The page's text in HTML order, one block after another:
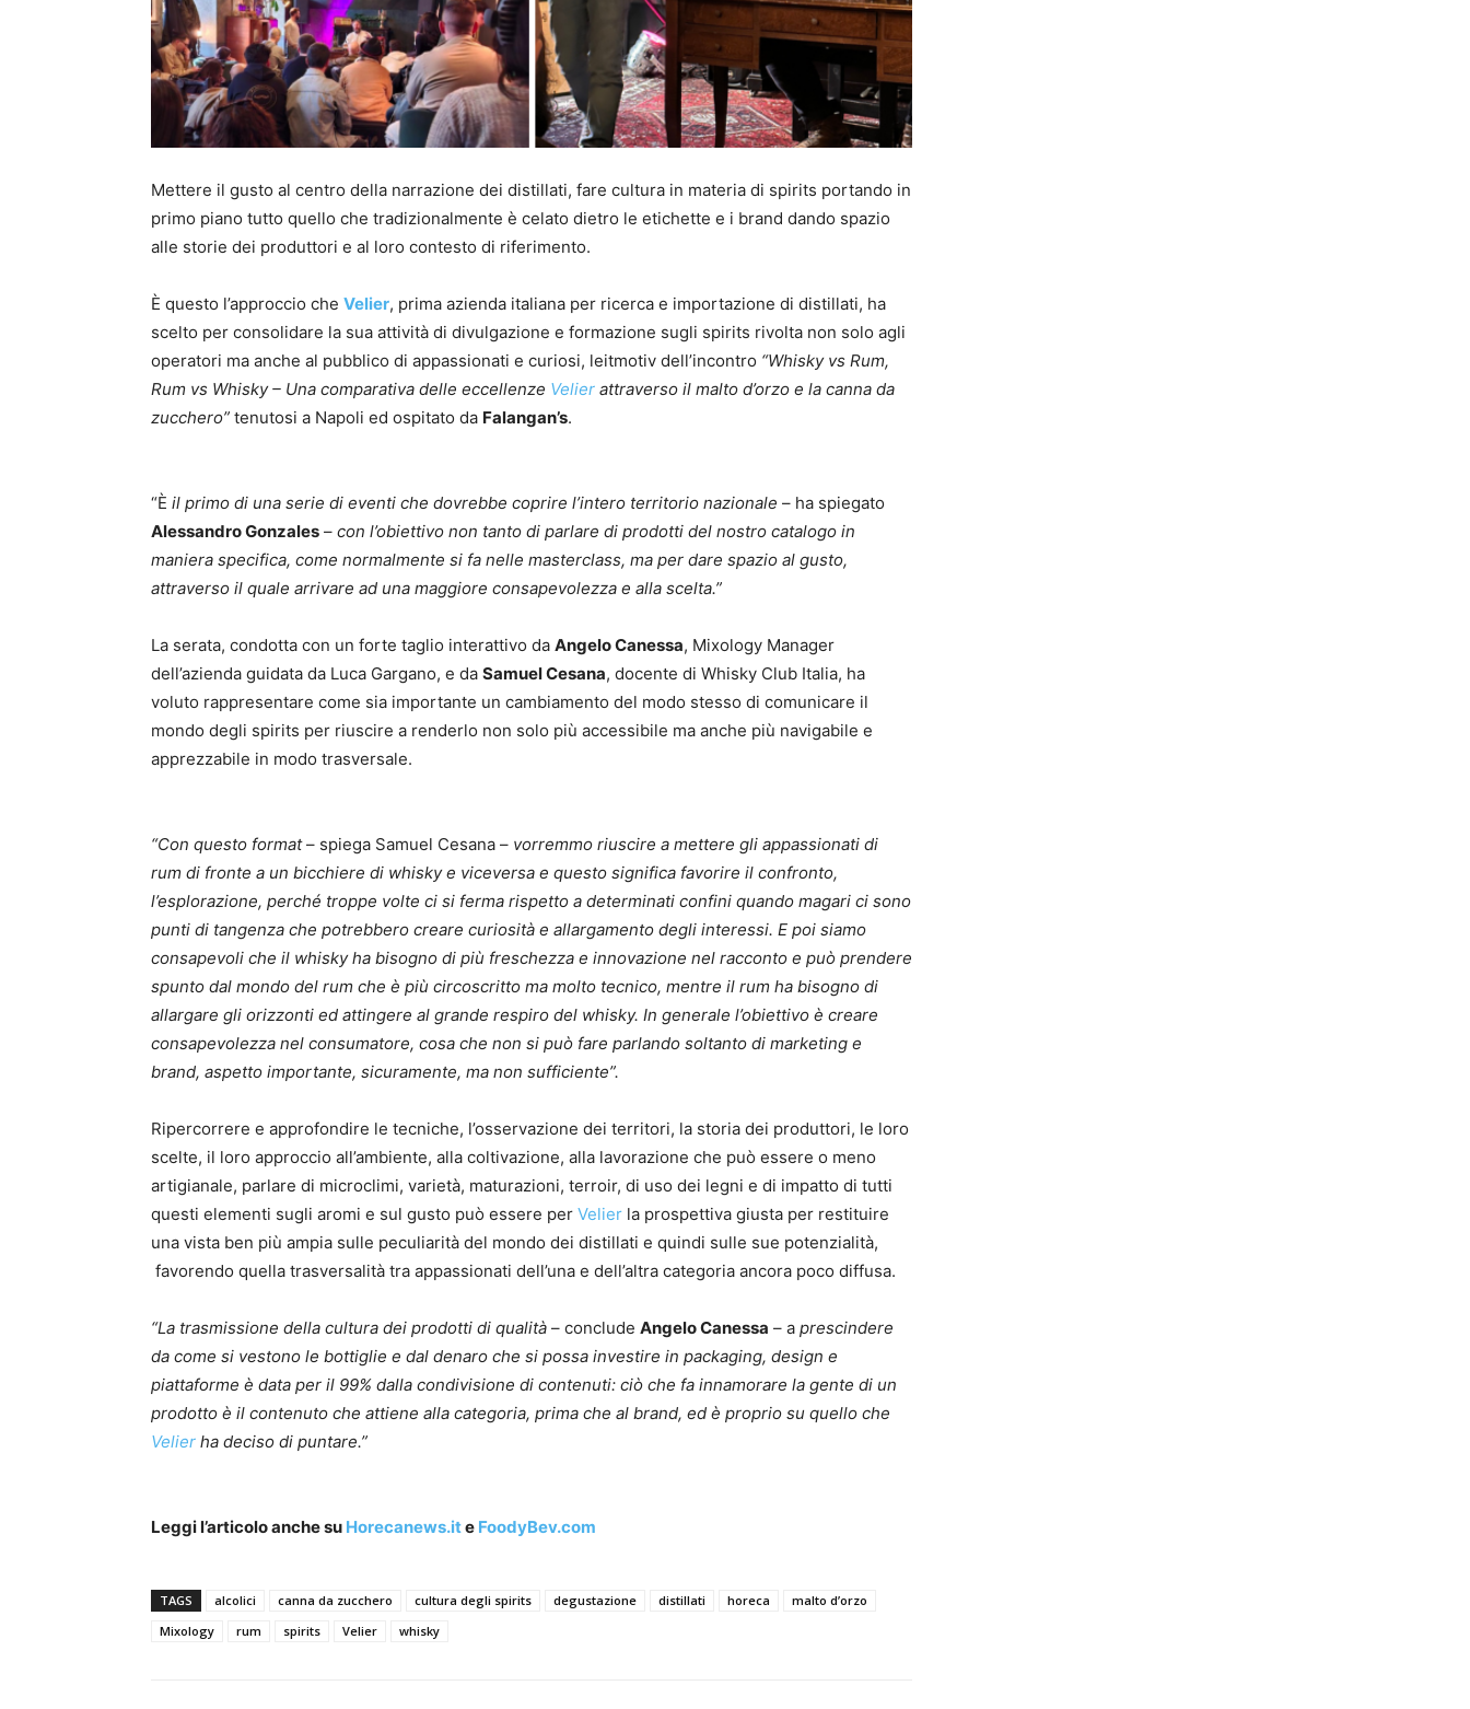
Mettere il gusto al centro della narrazione dei distillati, fare cultura in materia di spirits portando in
primo piano tutto quello che tradizionalmente è celato dietro le etichette e i brand dando spazio
alle storie dei produttori e al loro contesto di riferimento.
È questo l’approccio che Velier, prima azienda italiana per ricerca e importazione di distillati, ha
scelto per consolidare la sua attività di divulgazione e formazione sugli spirits rivolta non solo agli
operatori ma anche al pubblico di appassionati e curiosi, leitmotiv dell’incontro “Whisky vs Rum,
Rum vs Whisky – Una comparativa delle eccellenze Velier attraverso il malto d’orzo e la canna da
zucchero” tenutosi a Napoli ed ospitato da Falangan’s.
“È il primo di una serie di eventi che dovrebbe coprire l’intero territorio nazionale – ha spiegato
Alessandro Gonzales – con l’obiettivo non tanto di parlare di prodotti del nostro catalogo in
maniera specifica, come normalmente si fa nelle masterclass, ma per dare spazio al gusto,
attraverso il quale arrivare ad una maggiore consapevolezza e alla scelta.”
La serata, condotta con un forte taglio interattivo da Angelo Canessa, Mixology Manager
dell’azienda guidata da Luca Gargano, e da Samuel Cesana, docente di Whisky Club Italia, ha
voluto rappresentare come sia importante un cambiamento del modo stesso di comunicare il
mondo degli spirits per riuscire a renderlo non solo più accessibile ma anche più navigabile e
apprezzabile in modo trasversale.
“Con questo format– spiega Samuel Cesana – vorremmo riuscire a mettere gli appassionati di
rum di fronte a un bicchiere di whisky e viceversa e questo significa favorire il confronto,
l’esplorazione, perché troppe volte ci si ferma rispetto a determinati confini quando magari ci sono
punti di tangenza che potrebbero creare curiosità e allargamento degli interessi. E poi siamo
consapevoli che il whisky ha bisogno di più freschezza e innovazione nel racconto e può prendere
spunto dal mondo del rum che è più circoscritto ma molto tecnico, mentre il rum ha bisogno di
allargare gli orizzonti ed attingere al grande respiro del whisky. In generale l’obiettivo è creare
consapevolezza nel consumatore, cosa che non si può fare parlando soltanto di marketing e
brand, aspetto importante, sicuramente, ma non sufficiente”.
Ripercorrere e approfondire le tecniche, l’osservazione dei territori, la storia dei produttori, le loro
scelte, il loro approccio all’ambiente, alla coltivazione, alla lavorazione che può essere o meno
artigianale, parlare di microclimi, varietà, maturazioni, terroir, di uso dei legni e di impatto di tutti
questi elementi sugli aromi e sul gusto può essere per Velier la prospettiva giusta per restituire
una vista ben più ampia sulle peculiarità del mondo dei distillati e quindi sulle sue potenzialità,
favorendo quella trasversalità tra appassionati dell’una e dell’altra categoria ancora poco diffusa.
“La trasmissione della cultura dei prodotti di qualità – conclude Angelo Canessa – a prescindere
da come si vestono le bottiglie e dal denaro che si possa investire in packaging, design e
piattaforme è data per il 99% dalla condivisione di contenuti: ciò che fa innamorare la gente di un
prodotto è il contenuto che attiene alla categoria, prima che al brand, ed è proprio su quello che
Velier ha deciso di puntare.”
Leggi l’articolo anche su Horecanews.ite FoodyBev.com
TAGS alcolici canna da zucchero cultura degli spirits degustazione distillati horeca
malto d’orzo
Mixology
rum spirits Velier whisky